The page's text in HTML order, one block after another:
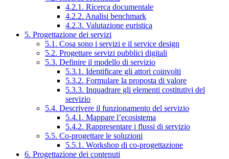
4.2.1. Ricerca documentale
4.2.2. Analisi benchmark
4.2.3. Valutazione euristica
5. Progettazione dei servizi
5.1. Cosa sono i servizi e il service design
5.2. Progettare servizi pubblici digitali
5.3. Definire il modello di servizio
5.3.1. Identificare gli attori coinvolti
5.3.2. Formulare la proposta di valore
5.3.3. Inquadrare gli elementi costitutivi del
servizio
5.4. Descrivere il funzionamento del servizio
5.4.1. Mappare l’ecosistema
5.4.2. Rappresentare i flussi di servizio
5.5. Co-progettare le soluzioni
5.5.1. Workshop di co-progettazione
6. Progettazione dei contenuti